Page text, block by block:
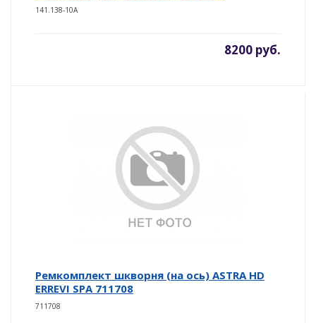
141.138-10A
8200 руб.
Ремкомплект шкворня (на ось) ASTRA HD
ERREVI SPA 711708
711708